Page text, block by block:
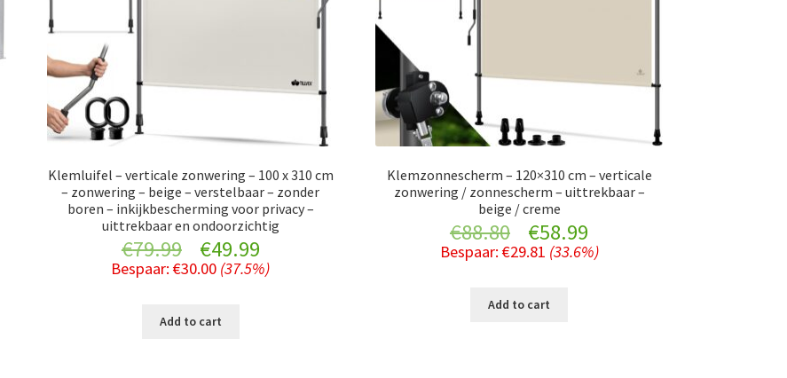
Klemluifel – verticale zonwering – 100 x 310 cm
– zonwering – beige – verstelbaar – zonder
boren – inkijkbescherming voor privacy –
uittrekbaar en ondoorzichtig
€79.99
Original
price
was:
€49.99
price
Bespaar:€30.00 (37.5%)
Add to cart
Klemzonnescherm – 120×310 cm – verticale
zonwering / zonnescherm – uittrekbaar –
beige / creme
€88.80
Original
price
was:
€58.99
price
Bespaar: €29.81 (33.6%)
Add to cart